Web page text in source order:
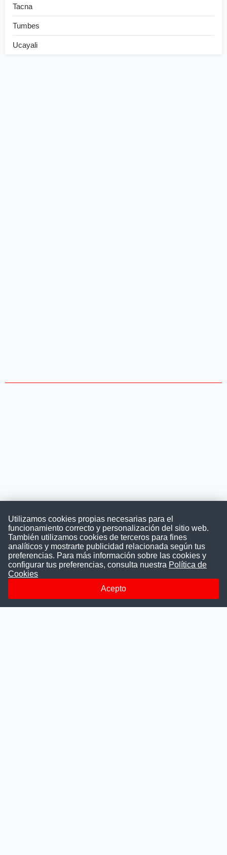
Tacna
Tumbes
Ucayali
Convocatoriasdetrabajo.com
ConvocatoriasDeTrabajo.com es una plataforma informativa
la difusión y transparencia de los concursos públicos, además
ayudamos a las instituciones a encontrar a los mejores
talentos. A nuestros usuarios le brindamos en un solo lugar
Utilizamos cookies propias necesarias para el
funcionamiento correcto y personalización del sitio web.
También utilizamos cookies de terceros para fines
analíticos y mostrarte publicidad relacionada según tus
preferencias. Para más información sobre las cookies y
configurar tus preferencias, consulta nuestra Política de
Cookies
Acepto